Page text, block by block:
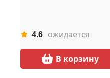
4.6 ожидается
В корзину